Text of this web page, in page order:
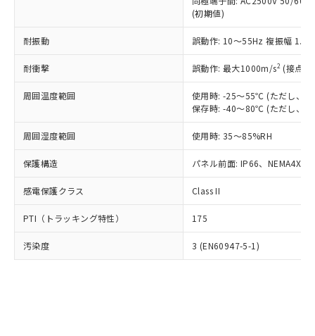
(初期値)
耐振動 誤動作: 10～55Hz 複振幅
耐衝撃 誤動作: 最大1000m/s2 (接点
周囲温度範囲
使用時: -25～55℃ (ただし、氷
保存時: -40～80℃ (ただし、氷
周囲湿度範囲 使用時: 35～85%RH
保護構造 パネル前面: IP66、NEMA4X,
感電保護クラス Class II
PTI（トラッキング特性） 175
汚染度 3 (EN60947-5-1)
正式な納期状況および標準価格はお客
様のお取引先、またはお客様担当のオ
ムロン制御機器販売店・当社販売員に
オムロン制御機器販売店や当社販売拠
販売ネットワーク
」をご確認
事前の承諾なく第三者に漏洩または開
示しないようお願いします。
マイパーツ機能（部品リスト作成サー
ビス）をご利用いただくには、I-Web
メンバーズにご登録されている必要が
あります。
お客様が当ウェブサイト上で当社にご
登録された部品リストについて、当社
および当社の共同利用者が、当社の製
(PBDE) 1000ppm以下、フタル酸ビス(2-エチルヘキシ
ル) (DEHP)(別名：DOP) 1000ppm以下、フタル酸ブチ
（DBP） 1000ppm以下、フタル酸ジイソブチル
但し、RoHS指令で産業用監視および制御機器に対する
フタル酸エステル類の４物質については閾値を超える意
図的な使用がないことを確認しています。
※2 対応予定月
部品在庫の切り替え状況などにより、予定
月が前後することがあります。
※3 非含有証明書ダウンロード
ニル類) : 1000ppm、 PBDEs(ポリ臭化ジフェニルエーテ
イソブチル) : 1000ppm、 BBP(フタル酸ブチルベンジ
DEHP(フタル酸ビス(2-エチルヘキシル)) : 1000ppm
「ｅ」：有害物質（10物質）のすべてが基
準値以下であることを示します。
「10」：通常の使用状況下において有害物
質が外部に漏えいし、環境に深刻な影響を
及ぼさない年数を意味します。
い合わせください。
当社は規制貨物を破棄する場合は、完
全に破砕するなど、違法に輸出されな
いよう必要な手段を講じます。
当社は貴社製品を、核兵器、ミサイ
ル、化学兵器、生物兵器またはその他
武器並びにこれらの製造装置等に一切
当社は、貴社製品を第三者に販売する
場合は、上記1、2および3の内容を当
該第三者に通知します。また当社は、
販売先および販売に係わる関係者が違
り引きをいたしません。
一定数以上の在庫あり
一定数には満たないが在庫あり
在庫なし(最新の在庫状況につ
いては、お客様のお取引先、ま
たはお客様担当のオムロン制御
機器販売店・当社販売員にご確
白
受注生産機種、また在庫状況の
情報を公開していない機種